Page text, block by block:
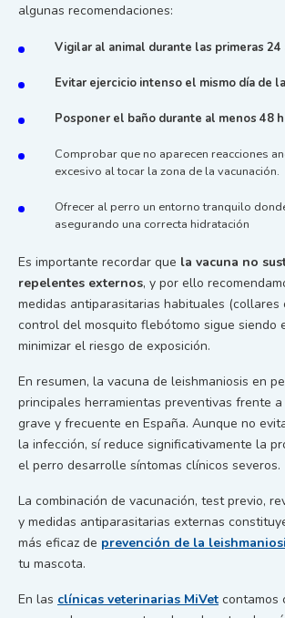
algunas recomendaciones:
Vigilar al animal durante las primeras 24
Evitar ejercicio intenso el mismo día de
Posponer el baño durante al menos 48
Comprobar que no aparecen reacciones
excesivo al tocar la zona de la vacunación.
Ofrecer al perro un entorno tranquilo
asegurando una correcta hidratación
Es importante recordar que la vacuna no
repelentes externos, y por ello
medidas antiparasitarias habituales (collares
control del mosquito flebótomo sigue siendo
minimizar el riesgo de exposición.
En resumen, la vacuna de leishmaniosis en
principales herramientas preventivas frente
grave y frecuente en España. Aunque no
la infección, sí reduce significativamente la
el perro desarrolle síntomas clínicos severos.
La combinación de vacunación, test previo,
y medidas antiparasitarias externas
más eficaz de prevención de la
tu mascota.
En las clínicas veterinarias MiVet contamos